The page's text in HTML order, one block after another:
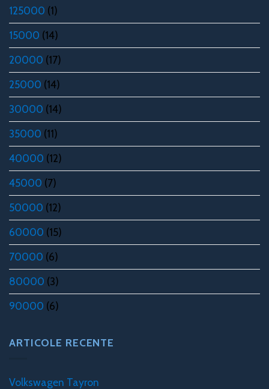
125000 (1)
15000 (14)
20000 (17)
25000 (14)
30000 (14)
35000 (11)
40000 (12)
45000 (7)
50000 (12)
60000 (15)
70000 (6)
80000 (3)
90000 (6)
ARTICOLE RECENTE
Volkswagen Tayron